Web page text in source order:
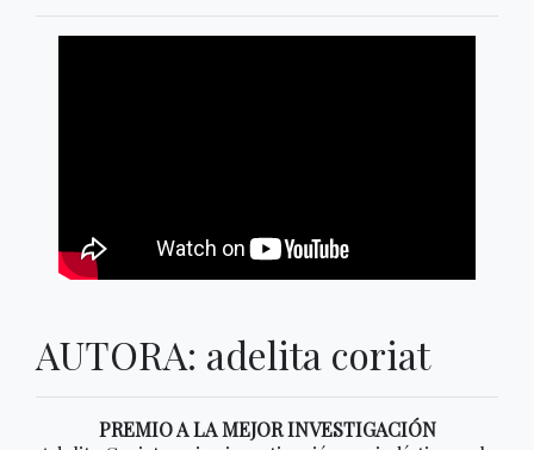
AUTORA: adelita coriat
PREMIO A LA MEJOR INVESTIGACIÓN